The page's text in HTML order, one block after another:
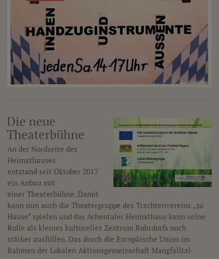
Die neue
Theaterbühne
An der Nordseite des
Heimathauses
entstand seit Oktober 2017
ein Anbau mit
einer Theaterbühne. Damit
kann nun auch die Theatergruppe des Trachtenvereins „zu
Hause“ spielen und das Achentaler Heimathaus kann seine
Rolle als kleines kulturelles Zentrum Rohrdorfs noch
stärker ausfüllen. Das durch die Europäische Union im
Rahmen der Lokalen Aktionsgemeinschaft Mangfalltal-